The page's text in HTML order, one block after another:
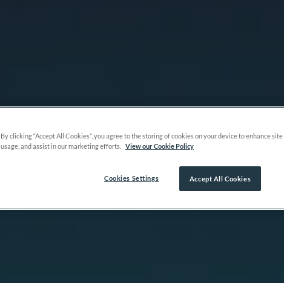
By clicking “Accept All Cookies”, you agree to the storing of cookies on your device to enhance
usage, and assist in our marketing efforts.
View our Cookie Policy
Accept All Cookies
Cookies Settings